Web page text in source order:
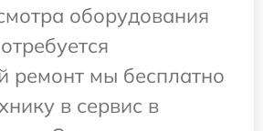
оборудования
ремонт мы бесплатно
в сервис в